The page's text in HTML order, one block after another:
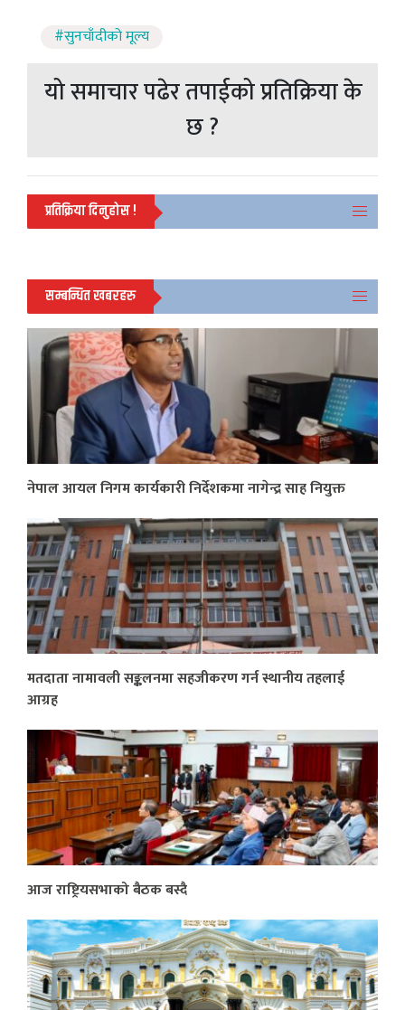
#सुनचाँदीको मूल्य
यो समाचार पढेर तपाईको प्रतिक्रिया के
छ ?
प्रतिक्रिया दिनुहोस !
सम्बन्धित खबरहरु
नेपाल आयल निगम कार्यकारी निर्देशकमा नागेन्द्र साह नियुक्त
मतदाता नामावली सङ्कलनमा सहजीकरण गर्न स्थानीय तहलाई
आग्रह
आज राष्ट्रियसभाको बैठक बस्दै